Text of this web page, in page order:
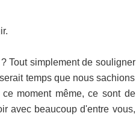
? Tout simplement de souligner
temps que nous sachions
moment même, ce sont de
avec beaucoup d'entre vous,